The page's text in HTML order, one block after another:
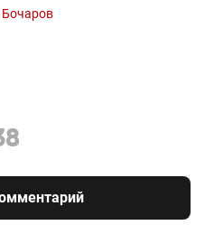
Бочаров